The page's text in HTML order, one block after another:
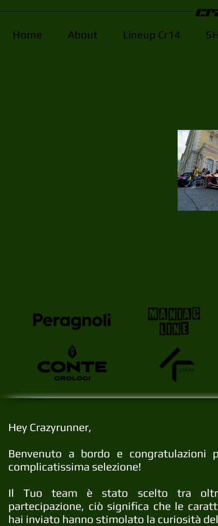
Home About Lineup Cr14
Hey Crazyrunner,
Benvenuto a bordo e congratulazioni
complicatissima selezione!
Il Tuo team è stato scelto tra
partecipazione, ciò significa che le
hai inviato hanno stimolato la curiosità